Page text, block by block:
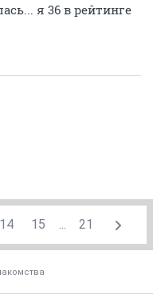
я 36 в рейтинге
14 15 ... 21